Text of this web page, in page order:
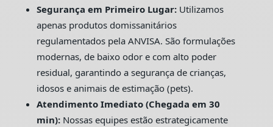
Segurança em Primeiro Lugar:Utilizamos
apenas produtos domissanitários
regulamentados pela ANVISA. São formulações
modernas, de baixo odor e com alto poder
residual, garantindo a segurança de crianças,
idosos e animais de estimação (pets).
Atendimento Imediato (Chegada em 30
min):Nossas equipes estão estrategicamente